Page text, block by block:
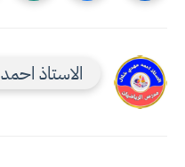
الاستاذ